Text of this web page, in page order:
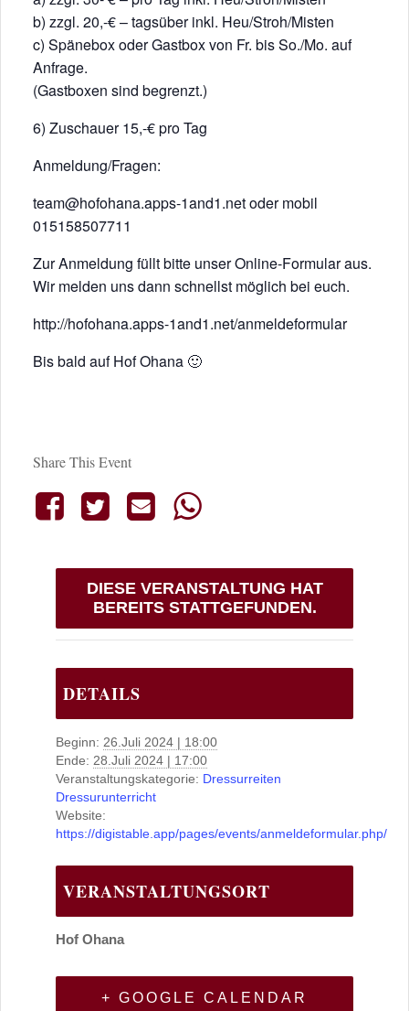
b) zzgl. 20,-€ – tagsüber inkl. Heu/Stroh/Misten
c) Spänebox oder Gastbox von Fr. bis So./Mo. auf
Anfrage.
(Gastboxen sind begrenzt.)
6) Zuschauer 15,-€ pro Tag
Anmeldung/Fragen:
team@hofohana.apps-1and1.net oder mobil
015158507711
Zur Anmeldung füllt bitte unser Online-Formular aus.
Wir melden uns dann schnellst möglich bei euch.
http://hofohana.apps-1and1.net/anmeldeformular
Bis bald auf Hof Ohana 🙂
Share This Event
DIESE VERANSTALTUNG HAT
BEREITS STATTGEFUNDEN.
DETAILS
Beginn: 26.Juli 2024 | 18:00
Ende: 28.Juli 2024 | 17:00
Veranstaltungskategorie: Dressurreiten
Dressurunterricht
Website:
https://digistable.app/pages/events/anmeldeformular.php/
VERANSTALTUNGSORT
Hof Ohana
+ GOOGLE CALENDAR